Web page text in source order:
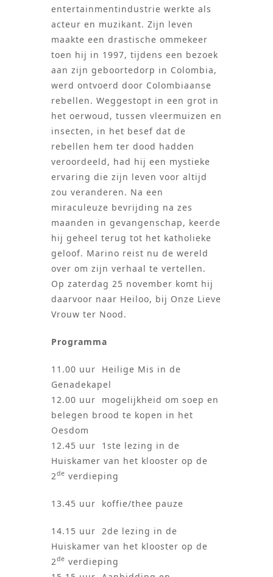
entertainmentindustrie werkte als
acteur en muzikant. Zijn leven
maakte een drastische ommekeer
toen hij in 1997, tijdens een bezoek
aan zijn geboortedorp in Colombia,
werd ontvoerd door Colombiaanse
rebellen. Weggestopt in een grot in
het oerwoud, tussen vleermuizen en
insecten, in het besef dat de
rebellen hem ter dood hadden
veroordeeld, had hij een mystieke
ervaring die zijn leven voor altijd
zou veranderen. Na een
miraculeuze bevrijding na zes
maanden in gevangenschap, keerde
hij geheel terug tot het katholieke
geloof. Marino reist nu de wereld
over om zijn verhaal te vertellen.
Op zaterdag 25 november komt hij
daarvoor naar Heiloo, bij Onze Lieve
Vrouw ter Nood.
Programma
11.00 uur Heilige Mis in de
Genadekapel
12.00 uur mogelijkheid om soep en
belegen brood te kopen in het
Oesdom
12.45 uur 1ste lezing in de
Huiskamer van het klooster op de
2de verdieping
13.45 uur koffie/thee pauze
14.15 uur 2de lezing in de
Huiskamer van het klooster op de
2de verdieping